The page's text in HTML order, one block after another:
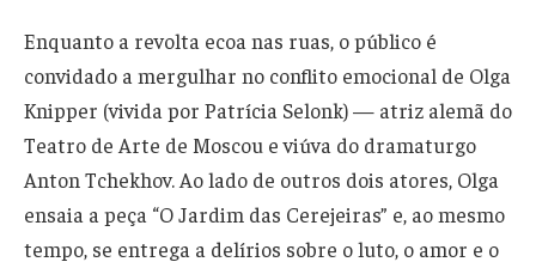
Enquanto a revolta ecoa nas ruas, o público é
convidado a mergulhar no conflito emocional de Olga
Knipper (vivida por Patrícia Selonk) — atriz alemã do
Teatro de Arte de Moscou e viúva do dramaturgo
Anton Tchekhov. Ao lado de outros dois atores, Olga
ensaia a peça “O Jardim das Cerejeiras” e, ao mesmo
tempo, se entrega a delírios sobre o luto, o amor e o